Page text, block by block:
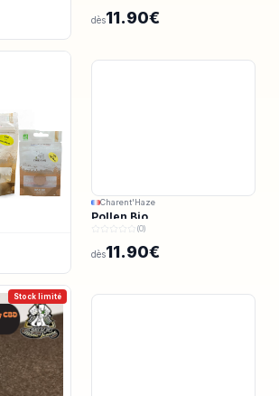
dès11.90€
Charent'Haze
Pollen Bio
(0)
dès11.90€
Stock limité